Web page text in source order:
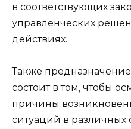
в соответствующих
управленческих
действиях.
Также
состоит в том, чтобы
причины
ситуаций в различных